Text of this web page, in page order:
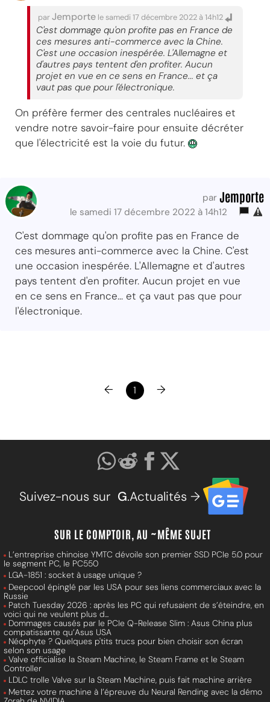
parJemporte le samedi 17 décembre 2022 à 14h12
C'est dommage qu'on profite pas en France de
ces mesures anti-commerce avec la Chine.
C'est une occasion inespérée. L'Allemagne et
d'autres pays tentent d'en profiter. Aucun
projet en vue en ce sens en France... et ça
vaut pas que pour l'électronique.
On préfère fermer des centrales nucléaires et
vendre notre savoir-faire pour ensuite décréter
que l'électricité est la voie du futur.
par Jemporte
le samedi 17 décembre 2022 à 14h12
C'est dommage qu'on profite pas en France de
ces mesures anti-commerce avec la Chine. C'est
une occasion inespérée. L'Allemagne et d'autres
pays tentent d'en profiter. Aucun projet en vue
en ce sens en France... et ça vaut pas que pour
l'électronique.
← 1 →
Suivez-nous sur G.Actualités →
SUR LE COMPTOIR, AU ~MÊME SUJET
L’entreprise chinoise YMTC dévoile son premier SSD PCIe 5.0 pour
le segment PC, le PC550
LGA-1851 : socket à usage unique ?
Deepcool épinglé par les USA pour ses liens commerciaux avec la
Russie
Patch Tuesday 2026 : après les PC qui refusaient de s’éteindre, en
voici qui ne veulent plus d...
Dommages causés par le PCIe Q-Release Slim : Asus China plus
compatissante qu’Asus USA
Néophyte ? Quelques p'tits trucs pour bien choisir son écran
selon son usage
Valve officialise la Steam Machine, le Steam Frame et le Steam
Controller
LDLC trolle Valve sur la Steam Machine, puis fait machine arrière
Mettez votre machine à l’épreuve du Neural Rending avec la démo